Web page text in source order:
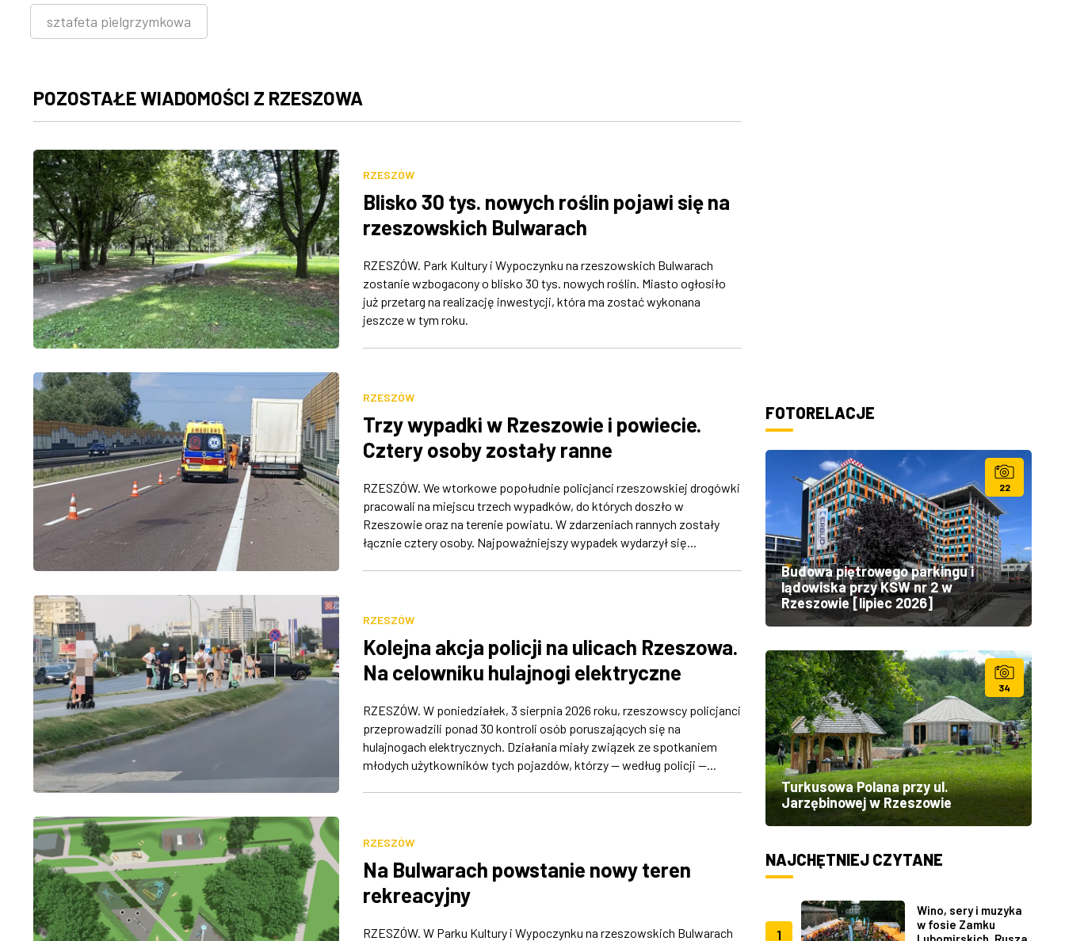
sztafeta pielgrzymkowa
POZOSTAŁE WIADOMOŚCI Z RZESZOWA
RZESZÓW
Blisko 30 tys. nowych roślin pojawi się na
rzeszowskich Bulwarach
RZESZÓW. Park Kultury i Wypoczynku na rzeszowskich Bulwarach
zostanie wzbogacony o blisko 30 tys. nowych roślin. Miasto ogłosiło
już przetarg na realizację inwestycji, która ma zostać wykonana
jeszcze w tym roku.
RZESZÓW
Trzy wypadki w Rzeszowie i powiecie.
Cztery osoby zostały ranne
RZESZÓW. We wtorkowe popołudnie policjanci rzeszowskiej drogówki
pracowali na miejscu trzech wypadków, do których doszło w
Rzeszowie oraz na terenie powiatu. W zdarzeniach rannych zostały
łącznie cztery osoby. Najpoważniejszy wypadek wydarzył się...
RZESZÓW
Kolejna akcja policji na ulicach Rzeszowa.
Na celowniku hulajnogi elektryczne
RZESZÓW. W poniedziałek, 3 sierpnia 2026 roku, rzeszowscy policjanci
przeprowadzili ponad 30 kontroli osób poruszających się na
hulajnogach elektrycznych. Działania miały związek ze spotkaniem
młodych użytkowników tych pojazdów, którzy — według policji —...
RZESZÓW
Na Bulwarach powstanie nowy teren
rekreacyjny
RZESZÓW. W Parku Kultury i Wypoczynku na rzeszowskich Bulwarach
FOTORELACJE
22
Budowa piętrowego parkingu i
lądowiska przy KSW nr 2 w
Rzeszowie [lipiec 2026]
34
Turkusowa Polana przy ul.
Jarzębinowej w Rzeszowie
NAJCHĘTNIEJ CZYTANE
1
Wino, sery i muzyka
w fosie Zamku